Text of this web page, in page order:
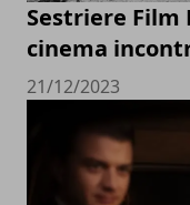
Sestriere Film
cinema
21/12/2023